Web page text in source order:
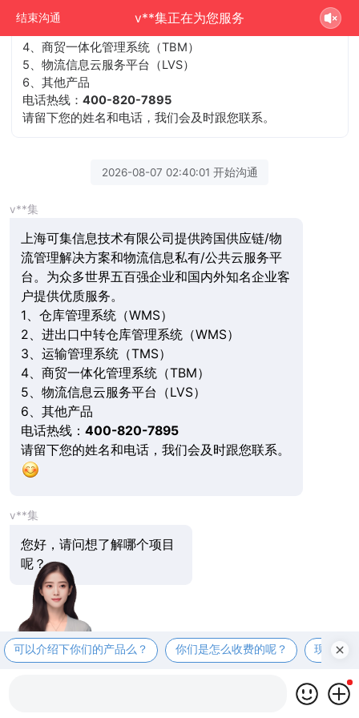
结束沟通 v**集正在为您服务
2、进出口中转仓库管理系统（WMS）
4、商贸一体化管理系统（TBM）
5、物流信息云服务平台（LVS）
6、其他产品
电话热线：400-820-7895
请留下您的姓名和电话，我们会及时跟您联系。
2026-08-07 02:40:01 开始沟通
v**集
上海可集信息技术有限公司提供跨国供应链/物
流管理解决方案和物流信息私有/公共云服务平
台。为众多世界五百强企业和国内外知名企业客
户提供优质服务。
1、仓库管理系统（WMS）
2、进出口中转仓库管理系统（WMS）
3、运输管理系统（TMS）
4、商贸一体化管理系统（TBM）
5、物流信息云服务平台（LVS）
6、其他产品
电话热线： 400-820-7895
请留下您的姓名和电话，我们会及时跟您联系。
v**集
您好，请问想了解哪个项目
呢？
可以介绍下你们的产品么？ 你们是怎么收费的呢？ 现在有